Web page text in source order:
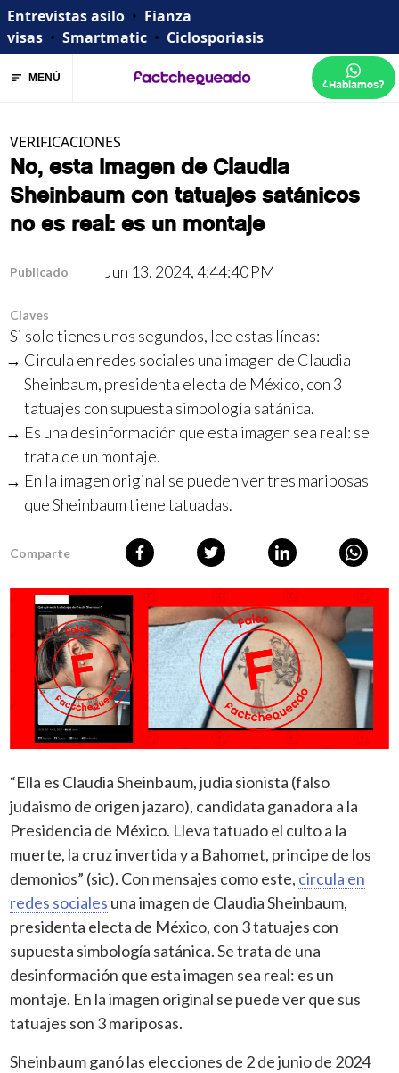
Entrevistas asilo • Fianza
visas • Smartmatic • Ciclosporiasis
MENÚ ¿Hablamos?
VERIFICACIONES
No, esta imagen de Claudia
Sheinbaum con tatuajes satánicos
no es real: es un montaje
Publicado Jun 13, 2024, 4:44:40 PM
Claves
Si solo tienes unos segundos, lee estas líneas:
Circula en redes sociales una imagen de Claudia
Sheinbaum, presidenta electa de México, con 3
tatuajes con supuesta simbología satánica.
Es una desinformación que esta imagen sea real: se
trata de un montaje.
En la imagen original se pueden ver tres mariposas
que Sheinbaum tiene tatuadas.
Comparte
“Ella es Claudia Sheinbaum, judia sionista (falso
judaismo de origen jazaro), candidata ganadora a la
Presidencia de México. Lleva tatuado el culto a la
muerte, la cruz invertida y a Bahomet, principe de los
demonios” (sic). Con mensajes como este, circula en
redes sociales una imagen de Claudia Sheinbaum,
presidenta electa de México, con 3 tatuajes con
supuesta simbología satánica. Se trata de una
desinformación que esta imagen sea real: es un
montaje. En la imagen original se puede ver que sus
tatuajes son 3 mariposas.
Sheinbaum ganó las elecciones de 2 de junio de 2024